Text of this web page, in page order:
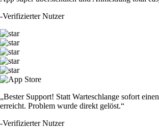
-Verifizierter Nutzer
„Bester Support! Statt Warteschlange sofort
erreicht. Problem wurde direkt gelöst.“
-Verifizierter Nutzer